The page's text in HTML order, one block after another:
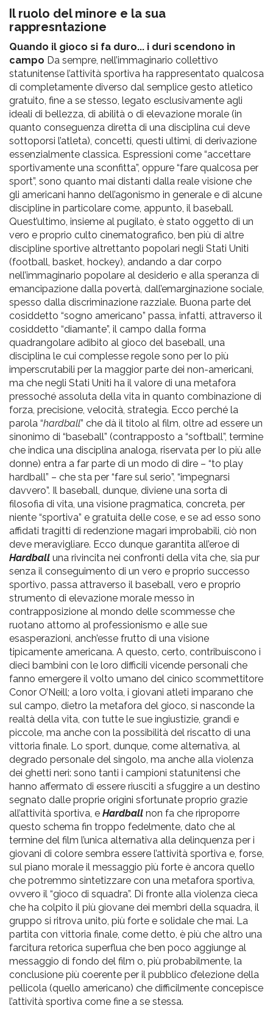
Il ruolo del minore e la sua
rappresntazione
Quando il gioco si fa duro... i duri scendono in
campo Da sempre, nell’immaginario collettivo
statunitense l’attività sportiva ha rappresentato qualcosa
di completamente diverso dal semplice gesto atletico
gratuito, fine a se stesso, legato esclusivamente agli
ideali di bellezza, di abilità o di elevazione morale (in
quanto conseguenza diretta di una disciplina cui deve
sottoporsi l’atleta), concetti, questi ultimi, di derivazione
essenzialmente classica. Espressioni come “accettare
sportivamente una sconfitta”, oppure “fare qualcosa per
sport”, sono quanto mai distanti dalla reale visione che
gli americani hanno dell’agonismo in generale e di alcune
discipline in particolare come, appunto, il baseball.
Quest’ultimo, insieme al pugilato, è stato oggetto di un
vero e proprio culto cinematografico, ben più di altre
discipline sportive altrettanto popolari negli Stati Uniti
(football, basket, hockey), andando a dar corpo
nell’immaginario popolare al desiderio e alla speranza di
emancipazione dalla povertà, dall’emarginazione sociale,
spesso dalla discriminazione razziale. Buona parte del
cosiddetto “sogno americano” passa, infatti, attraverso il
cosiddetto “diamante”, il campo dalla forma
quadrangolare adibito al gioco del baseball, una
disciplina le cui complesse regole sono per lo più
imperscrutabili per la maggior parte dei non-americani,
ma che negli Stati Uniti ha il valore di una metafora
pressoché assoluta della vita in quanto combinazione di
forza, precisione, velocità, strategia. Ecco perché la
parola “hardball” che dà il titolo al film, oltre ad essere un
sinonimo di “baseball” (contrapposto a “softball”, termine
che indica una disciplina analoga, riservata per lo più alle
donne) entra a far parte di un modo di dire – “to play
hardball” – che sta per “fare sul serio”, “impegnarsi
davvero”. Il baseball, dunque, diviene una sorta di
filosofia di vita, una visione pragmatica, concreta, per
niente “sportiva” e gratuita delle cose, e se ad esso sono
affidati tragitti di redenzione magari improbabili, ciò non
deve meravigliare. Ecco dunque garantita all’eroe di
Hardball una rivincita nei confronti della vita che, sia pur
senza il conseguimento di un vero e proprio successo
sportivo, passa attraverso il baseball, vero e proprio
strumento di elevazione morale messo in
contrapposizione al mondo delle scommesse che
ruotano attorno al professionismo e alle sue
esasperazioni, anch’esse frutto di una visione
tipicamente americana. A questo, certo, contribuiscono i
dieci bambini con le loro difficili vicende personali che
fanno emergere il volto umano del cinico scommettitore
Conor O’Neill; a loro volta, i giovani atleti imparano che
sul campo, dietro la metafora del gioco, si nasconde la
realtà della vita, con tutte le sue ingiustizie, grandi e
piccole, ma anche con la possibilità del riscatto di una
vittoria finale. Lo sport, dunque, come alternativa, al
degrado personale del singolo, ma anche alla violenza
dei ghetti neri: sono tanti i campioni statunitensi che
hanno affermato di essere riusciti a sfuggire a un destino
segnato dalle proprie origini sfortunate proprio grazie
all’attività sportiva, e Hardball non fa che riproporre
questo schema fin troppo fedelmente, dato che al
termine del film l’unica alternativa alla delinquenza per i
giovani di colore sembra essere l’attività sportiva e, forse,
sul piano morale il messaggio più forte è ancora quello
che potremmo sintetizzare con una metafora sportiva,
ovvero il “gioco di squadra”. Di fronte alla violenza cieca
che ha colpito il più giovane dei membri della squadra, il
gruppo si ritrova unito, più forte e solidale che mai. La
partita con vittoria finale, come detto, è più che altro una
farcitura retorica superflua che ben poco aggiunge al
messaggio di fondo del film o, più probabilmente, la
conclusione più coerente per il pubblico d’elezione della
pellicola (quello americano) che difficilmente concepisce
l’attività sportiva come fine a se stessa.